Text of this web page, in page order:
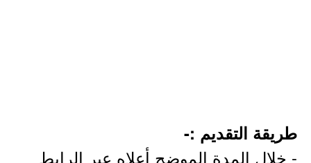
طريقة التقديم :-
- خلال المدة الموضح أعلاه عبر الرابط